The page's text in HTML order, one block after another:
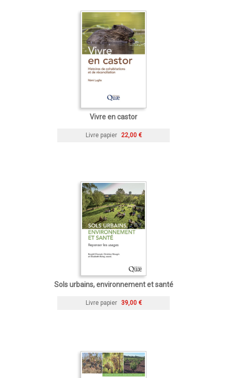
Vivre en castor
Livre papier 22,00 €
Sols urbains, environnement et santé
Livre papier 39,00 €